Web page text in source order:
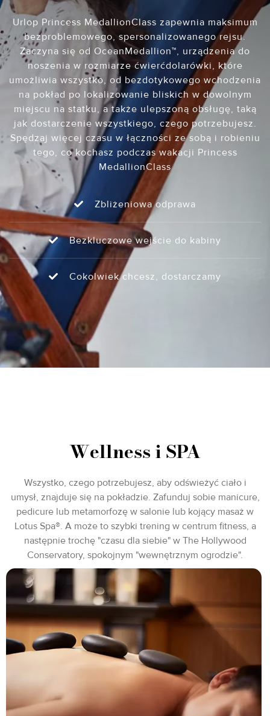
Urlop Princess MedallionClass zapewnia maksimum
bezproblemowego, spersonalizowanego rejsu.
Zaczyna się od OceanMedallion™, urządzenia do
noszenia w rozmiarze ćwierćdolarówki, które
umożliwia wszystko, od bezdotykowego wchodzenia
na pokład po lokalizowanie bliskich w dowolnym
miejscu na statku, a także ulepszoną obsługę, taką
jak dostarczenie wszystkiego, czego potrzebujesz.
Spędzaj więcej czasu w łączności ze sobą i robieniu
tego, co kochasz podczas wakacji Princess
MedallionClass
Zbliżeniowa odprawa
Bezkluczowe wejście do kabiny
Cokolwiek chcesz, dostarczamy
Wellness i SPA
Wszystko, czego potrzebujesz, aby odświeżyć ciało i
umysł, znajduje się na pokładzie. Zafunduj sobie manicure,
pedicure lub metamorfozę w salonie lub kojący masaż w
Lotus Spa®. A może to szybki trening w centrum fitness, a
następnie trochę "czasu dla siebie" w The Hollywood
Conservatory, spokojnym "wewnętrznym ogrodzie".